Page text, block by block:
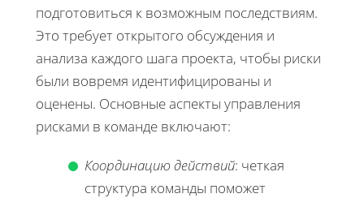
подготовиться к возможным последствиям.
Это требует открытого обсуждения и
анализа каждого шага проекта, чтобы риски
были вовремя идентифицированы и
оценены. Основные аспекты управления
рисками в команде включают:
Координацию действий: четкая
структура команды поможет